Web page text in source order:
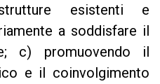
esistenti e
a soddisfare il
c) promuovendo il
e il coinvolgimento